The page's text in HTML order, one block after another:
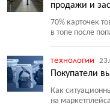
продажи и
70% карточек
в топе после
технологии
Покупатели
Как
на